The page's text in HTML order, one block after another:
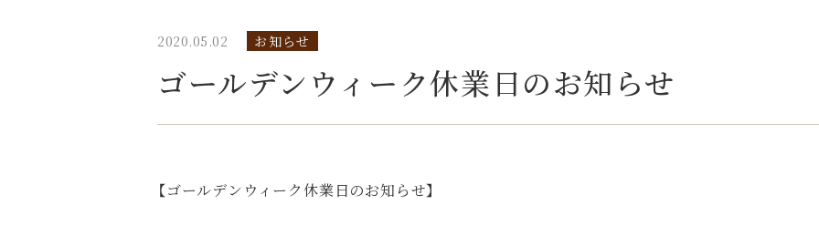
2020.05.02 お知らせ
ゴールデンウィーク休業日のお知らせ
【ゴールデンウィーク休業日のお知らせ】